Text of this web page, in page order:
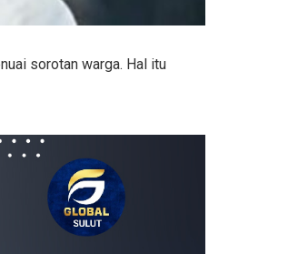
sorotan warga. Hal itu